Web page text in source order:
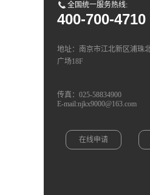
全国统一服务热线:
400-700-4710
地址：南京市江北新区浦珠
广场18F
传真：025-58834900
E-mail:njkx9000@163.com
在线申请